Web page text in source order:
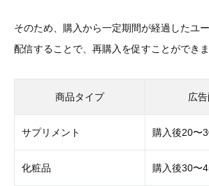
そのため、購入から一定期間が経過したユ
配信することで、再購入を促すことができま
商品タイプ 広
サプリメント 購入後20〜
化粧品 購入後30〜